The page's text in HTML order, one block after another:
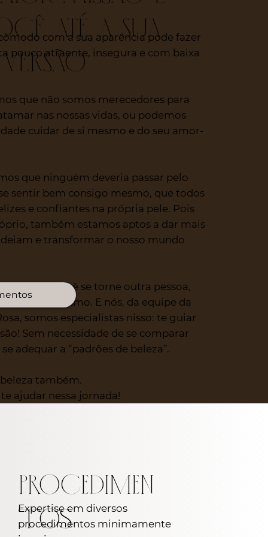
até a sua
com a sua aparência pode fazer
pouco atraente, insegura e com baixa
que não somos merecedores para
nas nossas vidas, ou podemos
cuidar de si mesmo e do seu amor-
que ninguém deveria passar pelo
sentir bem consigo mesmo, que todos
e confiantes na própria pele. Pois
também estamos aptos a dar mais
e transformar o nosso mundo
que você se torne outra pessoa,
de si mesmo. E nós, da equipe da
somos especialistas nisso: te guiar
Sem necessidade de se comparar
adequar a “padrões de beleza”.
também.
ajudar nessa jornada!
PROCEDIMEN
TOS
Expertise em diversos
procedimentos minimamente